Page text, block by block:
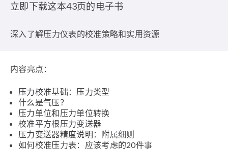
立即下载这本43页的电子书
深入了解压力仪表的校准策略和实用资源
内容亮点：
压力校准基础：压力类型
什么是气压？
压力单位和压力单位转换
校准平方根压力变送器
压力变送器精度说明：附属细则
如何校准压力表：应该考虑的20件事